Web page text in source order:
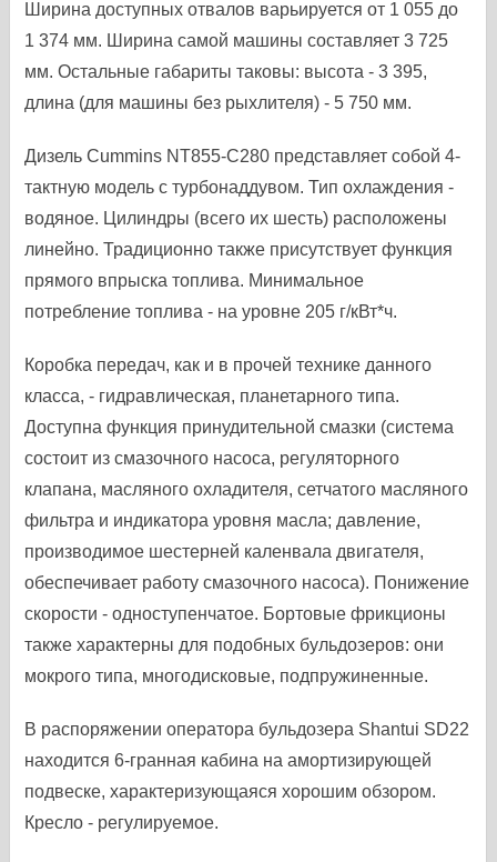
Ширина доступных отвалов варьируется от 1 055 до
1 374 мм. Ширина самой машины составляет 3 725
мм. Остальные габариты таковы: высота - 3 395,
длина (для машины без рыхлителя) - 5 750 мм.
Дизель Cummins NT855-C280 представляет собой 4-
тактную модель с турбонаддувом. Тип охлаждения -
водяное. Цилиндры (всего их шесть) расположены
линейно. Традиционно также присутствует функция
прямого впрыска топлива. Минимальное
потребление топлива - на уровне 205 г/кВт*ч.
Коробка передач, как и в прочей технике данного
класса, - гидравлическая, планетарного типа.
Доступна функция принудительной смазки (система
состоит из смазочного насоса, регуляторного
клапана, масляного охладителя, сетчатого масляного
фильтра и индикатора уровня масла; давление,
производимое шестерней каленвала двигателя,
обеспечивает работу смазочного насоса). Понижение
скорости - одноступенчатое. Бортовые фрикционы
также характерны для подобных бульдозеров: они
мокрого типа, многодисковые, подпружиненные.
В распоряжении оператора бульдозера Shantui SD22
находится 6-гранная кабина на амортизирующей
подвеске, характеризующаяся хорошим обзором.
Кресло - регулируемое.